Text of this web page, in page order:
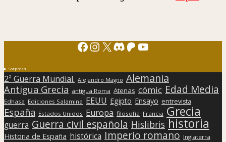
Facebook
Instagram
X Discord
Patreon
YouTube
Sorpresa
2ª Guerra Mundial. Alejandro Magno Alemania
Antigua Grecia antigua Roma Atenas cómic Edad Media
Edhasa Ediciones Salamina EEUU Egipto Ensayo entrevista
España Estados Unidos Europa filosofía Francia Grecia
guerra Guerra civil española Hislibris historia
Historia de España histórica Imperio romano Inglaterra